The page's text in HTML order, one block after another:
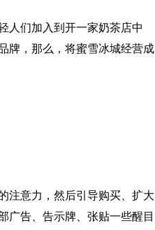
们加入到开一家奶茶店中
牌，那么，将蜜雪冰城经营成
意力，然后引导购买、扩大
广告、告示牌、张贴一些醒目